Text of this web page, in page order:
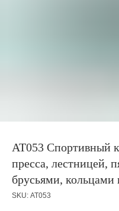
АТ053 Спортивный
пресса, лестницей,
брусьями, кольцами
SKU: АТ053